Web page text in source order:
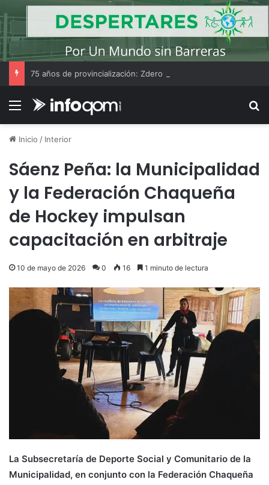
Menú
Inicio / Interior
Sáenz Peña: la Municipalidad
y la Federación Chaqueña
de Hockey impulsan
capacitación en arbitraje
10 de mayo de 2026 0 16 1 minuto de lectura
La Subsecretaría de Deporte Social y Comunitario de la
Municipalidad, en conjunto con la Federación Chaqueña